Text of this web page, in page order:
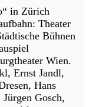
in Zürich
Theater
Bühnen
Wien.
Ernst Jandl,
Hans
Gosch,